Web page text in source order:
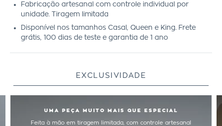
Fabricação artesanal com controle individual por
unidade. Tiragem limitada
Disponível nos tamanhos Casal, Queen e King. Frete
grátis, 100 dias de teste e garantia de 1 ano
UMA PEÇA MUITO MAIS QUE ESPECIAL
Feita à mão em tiragem limitada, com controle artesanal
EXCLUSIVIDADE